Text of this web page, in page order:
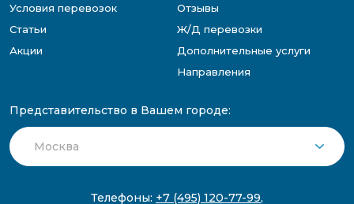
Условия перевозок
Отзывы
Статьи
Ж/Д перевозки
Акции
Дополнительные услуги
Направления
Представительство в Вашем городе:
Телефоны: +7 (495) 120-77-99,